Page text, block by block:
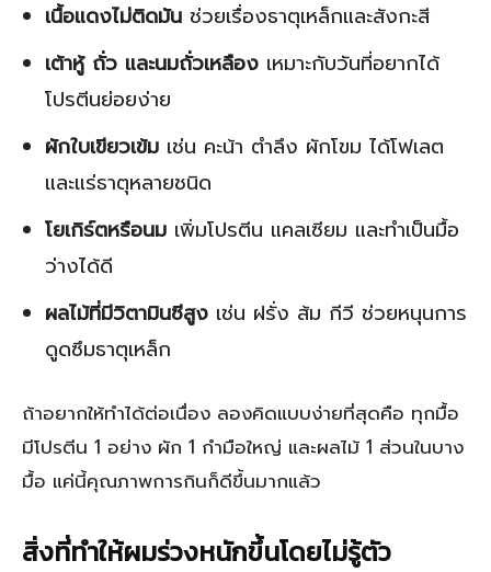
เนื้อแดงไม่ติดมัน ช่วยเรื่องธาตุเหล็กและสังกะสี
เต้าหู้ ถั่ว และนมถั่วเหลือง เหมาะกับวันที่อยากได้
โปรตีนย่อยง่าย
ผักใบเขียวเข้ม เช่น คะน้า ตำลึง ผักโขม ได้โฟเลต
และแร่ธาตุหลายชนิด
โยเกิร์ตหรือนม เพิ่มโปรตีน แคลเซียม และทำเป็นมื้อ
ว่างได้ดี
ผลไม้ที่มีวิตามินซีสูง เช่น ฝรั่ง ส้ม กีวี ช่วยหนุนการ
ดูดซึมธาตุเหล็ก
ถ้าอยากให้ทำได้ต่อเนื่อง ลองคิดแบบง่ายที่สุดคือ ทุกมื้อ
มีโปรตีน 1 อย่าง ผัก 1 กำมือใหญ่ และผลไม้ 1 ส่วนในบาง
มื้อ แค่นี้คุณภาพการกินก็ดีขึ้นมากแล้ว
สิ่งที่ทำให้ผมร่วงหนักขึ้นโดยไม่รู้ตัว